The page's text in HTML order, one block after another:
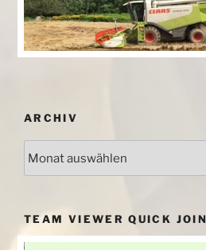
ARCHIV
TEAM VIEWER QUICK JOIN